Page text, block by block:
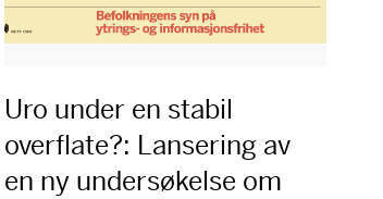
Uro under en stabil
overflate?: Lansering av
en ny undersøkelse om